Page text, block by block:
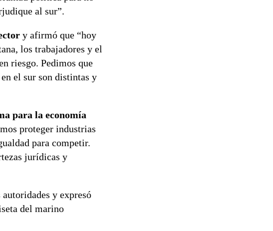
al sur”.
y afirmó que “hoy
los trabajadores y el
riesgo. Pedimos que
el sur son distintas y
para la economía
proteger industrias
para competir.
jurídicas y
y expresó
del marino